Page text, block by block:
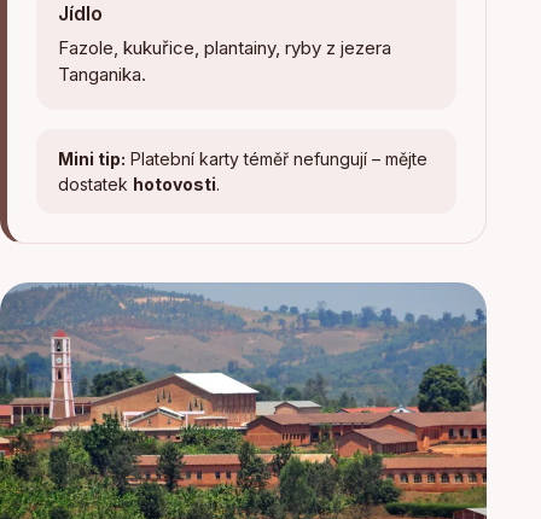
Jídlo
Fazole, kukuřice, plantainy, ryby z jezera
Tanganika.
Mini tip: Platební karty téměř nefungují – mějte
dostatek hotovosti.